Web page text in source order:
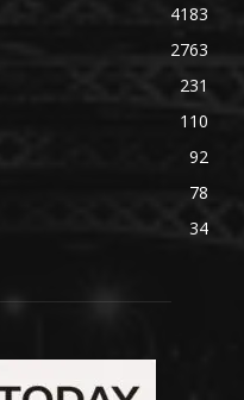
4183
2763
231
110
92
78
34